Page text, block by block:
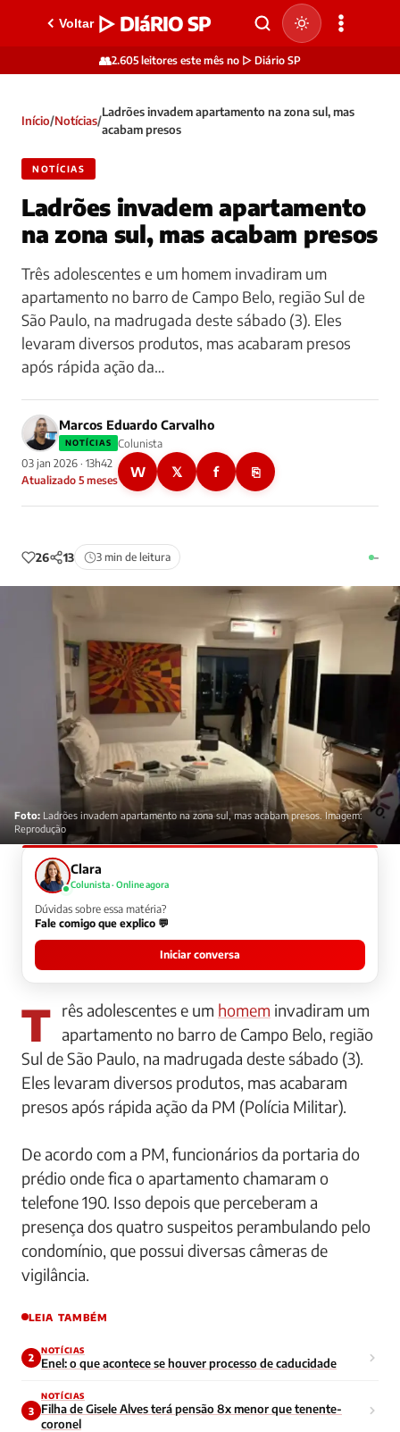
Voltar ▷ DIáRIO SP
👥2.605 leitores este mês no ▷ Diário SP
Início/Notícias/
Ladrões invadem apartamento na zona sul, mas
acabam presos
NOTÍCIAS
Ladrões invadem apartamento
na zona sul, mas acabam presos
Três adolescentes e um homem invadiram um
apartamento no barro de Campo Belo, região Sul de
São Paulo, na madrugada deste sábado (3). Eles
levaram diversos produtos, mas acabaram presos
após rápida ação da…
Marcos Eduardo Carvalho
NOTÍCIAS
Colunista
03 jan 2026 · 13h42
Atualizado 5 meses
W 𝕏 f ⎘
26 13 3 min de leitura –
Foto: Ladrões invadem apartamento na zona sul, mas acabam presos. Imagem:
Reprodução
Clara
Colunista · Online agora
Dúvidas sobre essa matéria?
Fale comigo que explico 💬
Iniciar conversa
Três adolescentes e um homem invadiram um
apartamento no barro de Campo Belo, região
Sul de São Paulo, na madrugada deste sábado (3).
Eles levaram diversos produtos, mas acabaram
presos após rápida ação da PM (Polícia Militar).
De acordo com a PM, funcionários da portaria do
prédio onde fica o apartamento chamaram o
telefone 190. Isso depois que perceberam a
presença dos quatro suspeitos perambulando pelo
condomínio, que possui diversas câmeras de
vigilância.
LEIA TAMBÉM
2
NOTÍCIAS
Enel: o que acontece se houver processo de caducidade
3
NOTÍCIAS
Filha de Gisele Alves terá pensão 8x menor que tenente-
coronel